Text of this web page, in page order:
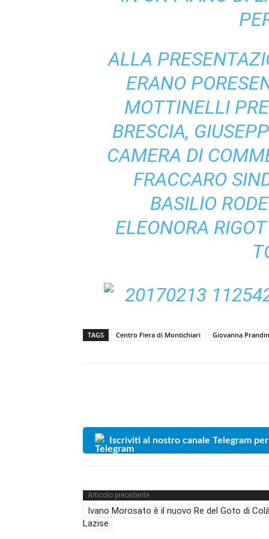
ALLA
ERANO
MOTTINELLI
BRESCIA,
CAMERA DI
FRACCARO
BASILIO
ELEONORA
TAGS Centro Fiera di Montichiari Giovanna
Iscriviti al nostro canale Telegram
Articolo precedente
Ivano Morosato è il nuovo Re del Goto di
Lazise